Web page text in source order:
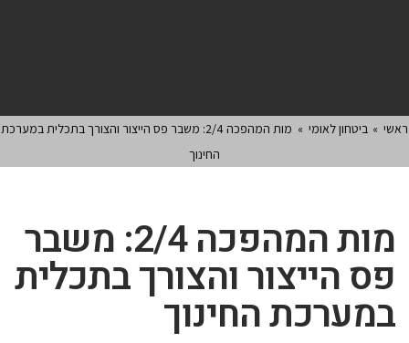
ראשי » ביטחון לאומי »
מות המהפכה 2/4: משבר פס הייצור והצורך בתכלית במערכת
החינוך
מות המהפכה 2/4: משבר
פס הייצור והצורך בתכלית
במערכת החינוך